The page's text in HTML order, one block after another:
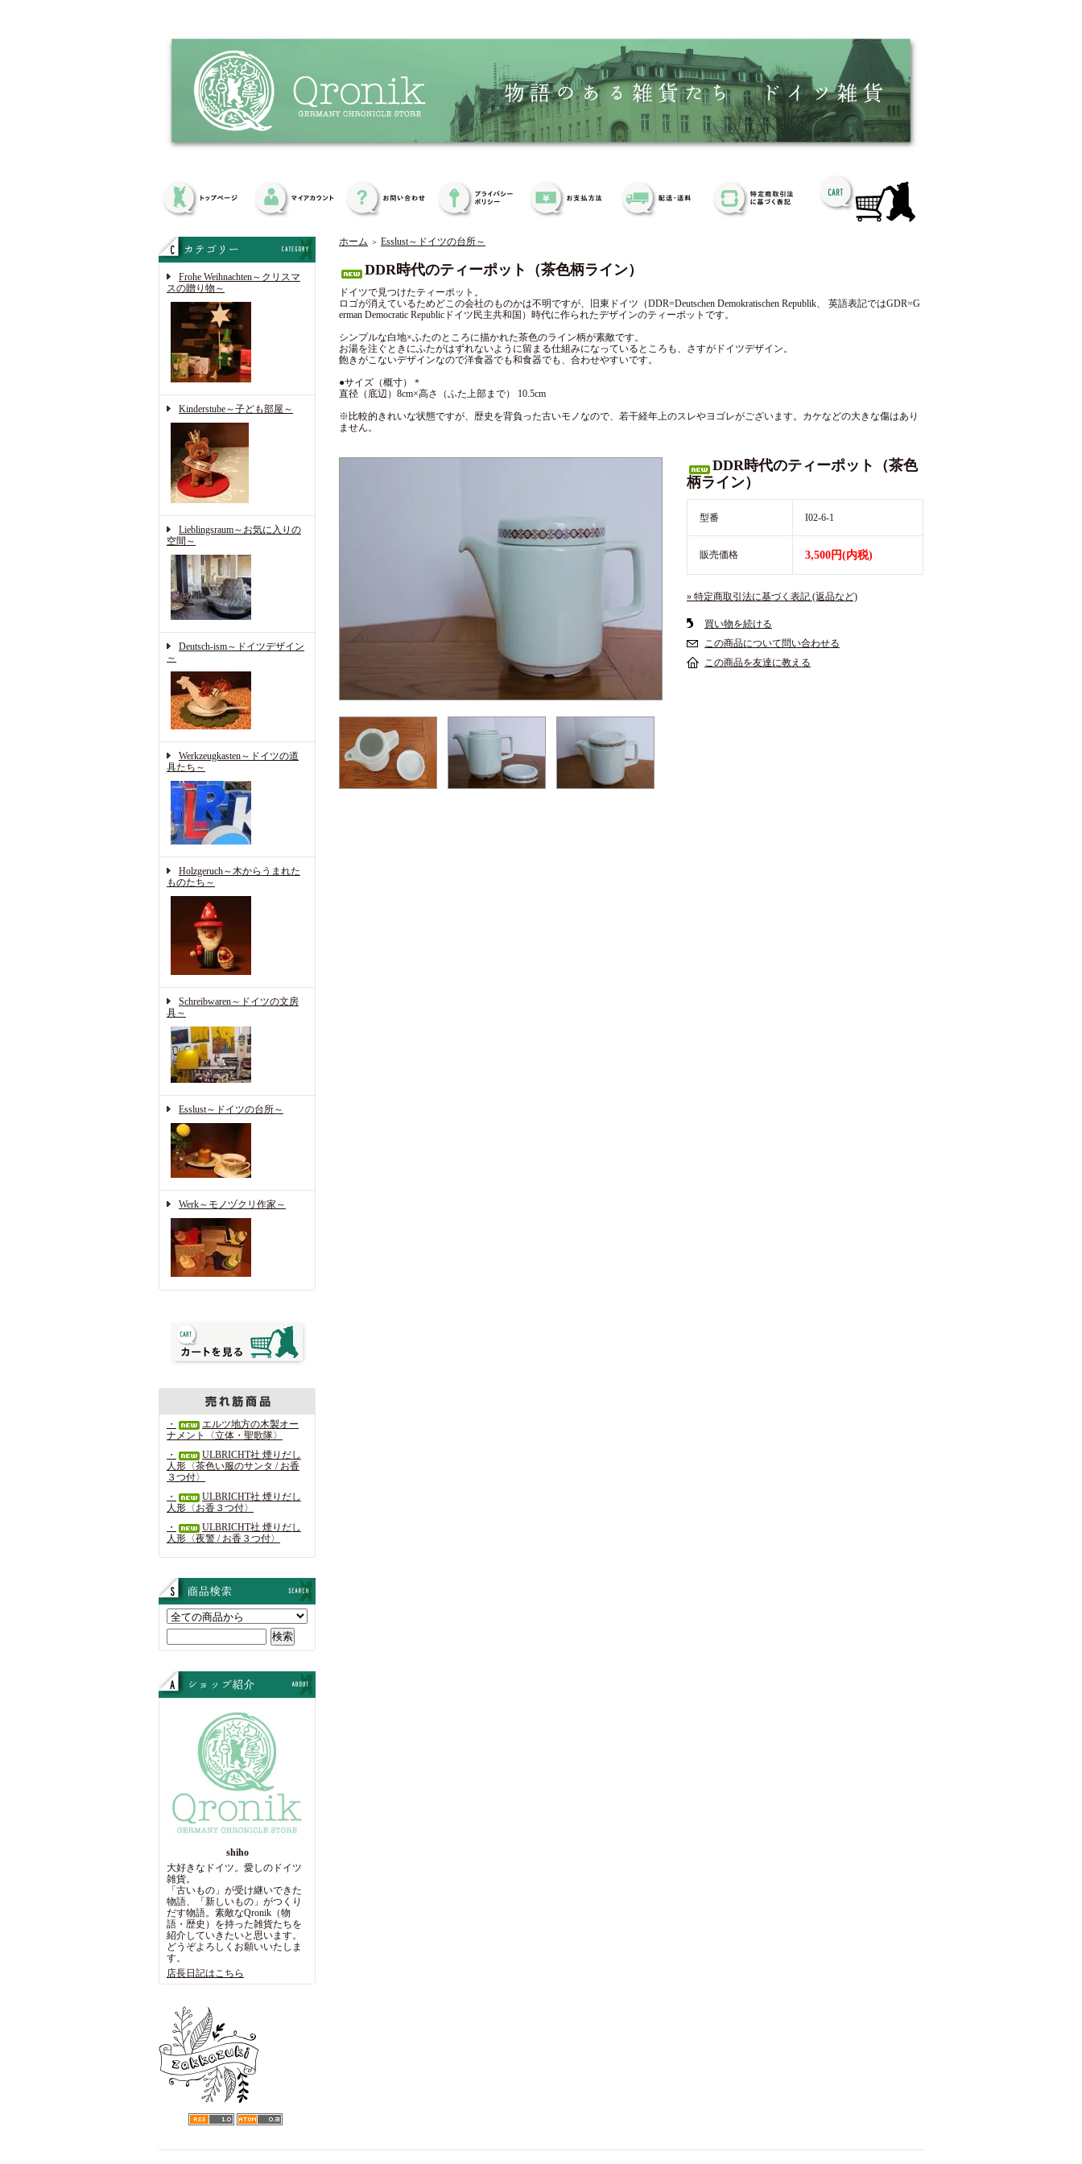
Frohe Weihnachten～クリスマ
スの贈り物～
Kinderstube～子ども部屋～
Lieblingsraum～お気に入りの
空間～
Deutsch-ism～ドイツデザイン
～
Werkzeugkasten～ドイツの道
具たち～
Holzgeruch～木からうまれた
ものたち～
Schreibwaren～ドイツの文房
具～
Esslust～ドイツの台所～
Werk～モノヅクリ作家～
・
エルツ地方の木製オー
ナメント〈立体・聖歌隊〉
・
ULBRICHT社 煙りだし
人形〈茶色い服のサンタ / お香
３つ付〉
・
ULBRICHT社 煙りだし
人形〈お香３つ付〉
・
ULBRICHT社 煙りだし
人形〈夜警 / お香３つ付〉
shiho
大好きなドイツ。愛しのドイツ
雑貨。
「古いもの」が受け継いできた
物語、「新しいもの」がつくり
だす物語。素敵なQronik（物
語・歴史）を持った雑貨たちを
紹介していきたいと思います。
どうぞよろしくお願いいたしま
す。
店長日記はこちら
ホーム ＞ Esslust～ドイツの台所～
DDR時代のティーポット（茶色柄ライン）
ドイツで見つけたティーポット。
ロゴが消えているためどこの会社のものかは不明ですが、旧東ドイツ（DDR=Deutschen Demokratischen Republik、 英語表記ではGDR=G
erman Democratic Republicドイツ民主共和国）時代に作られたデザインのティーポットです。
シンプルな白地×ふたのところに描かれた茶色のライン柄が素敵です。
お湯を注ぐときにふたがはずれないように留まる仕組みになっているところも、さすがドイツデザイン。
飽きがこないデザインなので洋食器でも和食器でも、合わせやすいです。
●サイズ（概寸）＊
直径（底辺）8cm×高さ（ふた上部まで） 10.5cm
※比較的きれいな状態ですが、歴史を背負った古いモノなので、若干経年上のスレやヨゴレがございます。カケなどの大きな傷はあり
ません。
DDR時代のティーポット（茶色
柄ライン）
型番 I02-6-1
販売価格 3,500円(内税)
» 特定商取引法に基づく表記 (返品など)
買い物を続ける
この商品について問い合わせる
この商品を友達に教える